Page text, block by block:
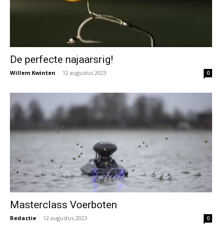
De perfecte najaarsrig!
Willem Kwinten - 12 augustus 2023 0
Masterclass Voerboten
Redactie - 12 augustus 2023 0